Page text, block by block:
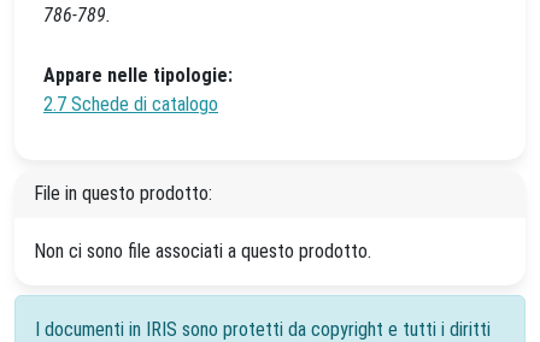
786-789.
Appare nelle tipologie:
2.7 Schede di catalogo
File in questo prodotto:
Non ci sono file associati a questo prodotto.
I documenti in IRIS sono protetti da copyright e tutti i diritti